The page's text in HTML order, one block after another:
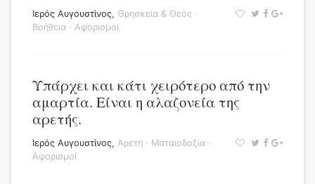
Ιερός Αυγουστίνος, Θρησκεία & Θεός ·
Βοήθεια · Αφορισμοί
Υπάρχει και κάτι χειρότερο από την
αμαρτία. Είναι η αλαζονεία της
αρετής.
Ιερός Αυγουστίνος, Αρετή · Ματαιοδοξία ·
Αφορισμοί